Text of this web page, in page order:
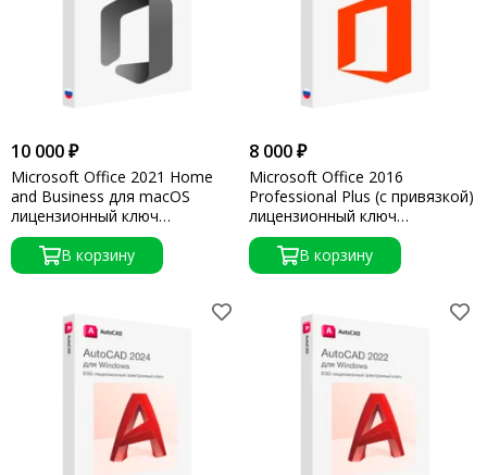
10 000 ₽
Microsoft Office 2021 Home
and Business для macOS
лицензионный ключ
активации
В корзину
8 000 ₽
Microsoft Office 2016
Professional Plus (с привязкой)
лицензионный ключ
активации
В корзину